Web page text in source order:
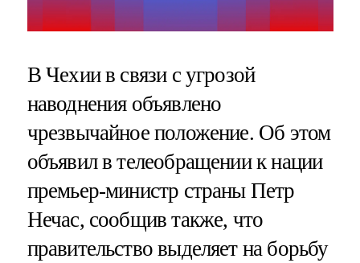
В Чехии в связи с угрозой
наводнения объявлено
чрезвычайное положение. Об этом
объявил в телеобращении к нации
премьер-министр страны Петр
Нечас, сообщив также, что
правительство выделяет на борьбу